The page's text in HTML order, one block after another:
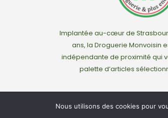
Implantée au-cœur de
ans, la Droguerie Monvoisin
indépendante de proximité qui
palette d’articles
Nous utilisons des cookies pour